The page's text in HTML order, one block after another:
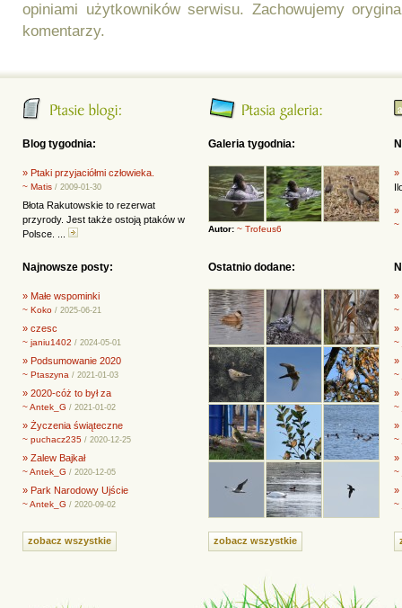
opiniami użytkowników serwisu. Zachowujemy
komentarzy.
Blog tygodnia:
» Ptaki przyjaciółmi człowieka.
~ Matis / 2009-01-30
Błota Rakutowskie to rezerwat
przyrody. Jest także ostoją ptaków w
Polsce. ...
Najnowsze posty:
» Małe wspominki
~ Koko / 2025-06-21
» czesc
~ janiu1402 / 2024-05-01
» Podsumowanie 2020
~ Ptaszyna / 2021-01-03
» 2020-cóż to był za
~ Antek_G / 2021-01-02
» Życzenia świąteczne
~ puchacz235 / 2020-12-25
» Zalew Bajkał
~ Antek_G / 2020-12-05
» Park Narodowy Ujście
~ Antek_G / 2020-09-02
zobacz wszystkie
Galeria tygodnia:
Autor: ~ Trofeus6
Ostatnio dodane:
zobacz wszystkie
»
»
~
»
~
»
~
»
~
»
~
»
~
»
~
»
~